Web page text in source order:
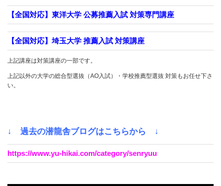
【全国対応】東洋大学 公募推薦入試 対策専門講座
【全国対応】埼玉大学 推薦入試 対策講座
上記講座は対策講座の一部です。
上記以外の大学の総合型選抜（AO入試）・学校推薦型選抜 対策もお任せ下さ
い。
↓ 過去の潜龍舎ブログはこちらから ↓
https://www.yu-hikai.com/category/senryuu